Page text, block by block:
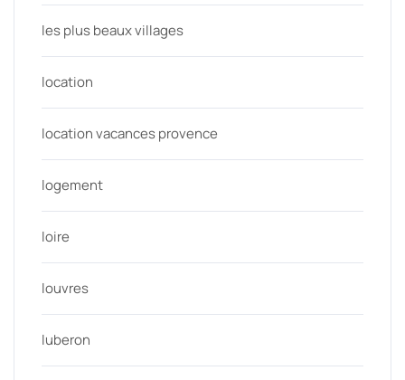
les plus beaux villages
location
location vacances provence
logement
loire
louvres
luberon